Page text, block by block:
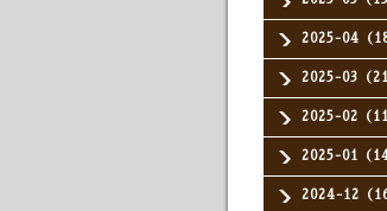
2025-04（18
2025-03（21
2025-02（11
2025-01（14
2024-12（16